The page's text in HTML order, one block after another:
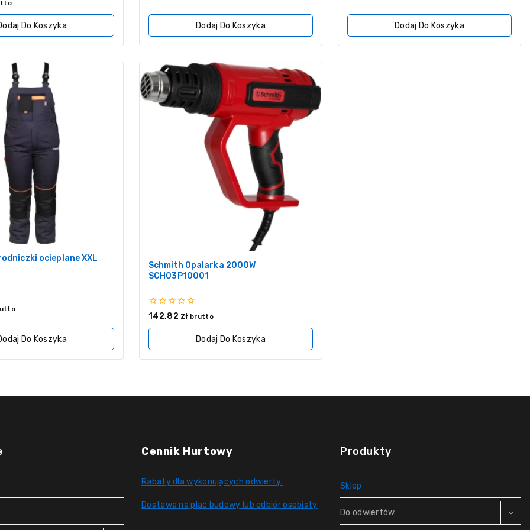
Do Koszyka Dodaj Do Koszyka Dodaj Do Koszyka
ocieplane XXL
Do Koszyka
Schmith Opalarka 2000W
SCH03P10001
0
5
142,82 zł brutto
Dodaj Do Koszyka
Cennik Hurtowy
Rabaty dla wykonujących odwierty.
Dostawa na plac budowy lub odbiór osobisty
Produkty
Sklep
Do odwiertów